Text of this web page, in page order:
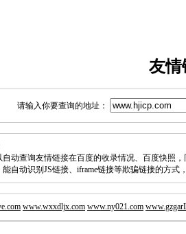
友情
请输入你要查询的地址：
自动查询友情链接在百度的收录情况、百度快照
能自动识别JS链接、iframe链接等欺骗链接的方式
www.wxxdljx.com www.ny021.com